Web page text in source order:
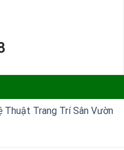
Thuật Trang Trí Sân Vườn